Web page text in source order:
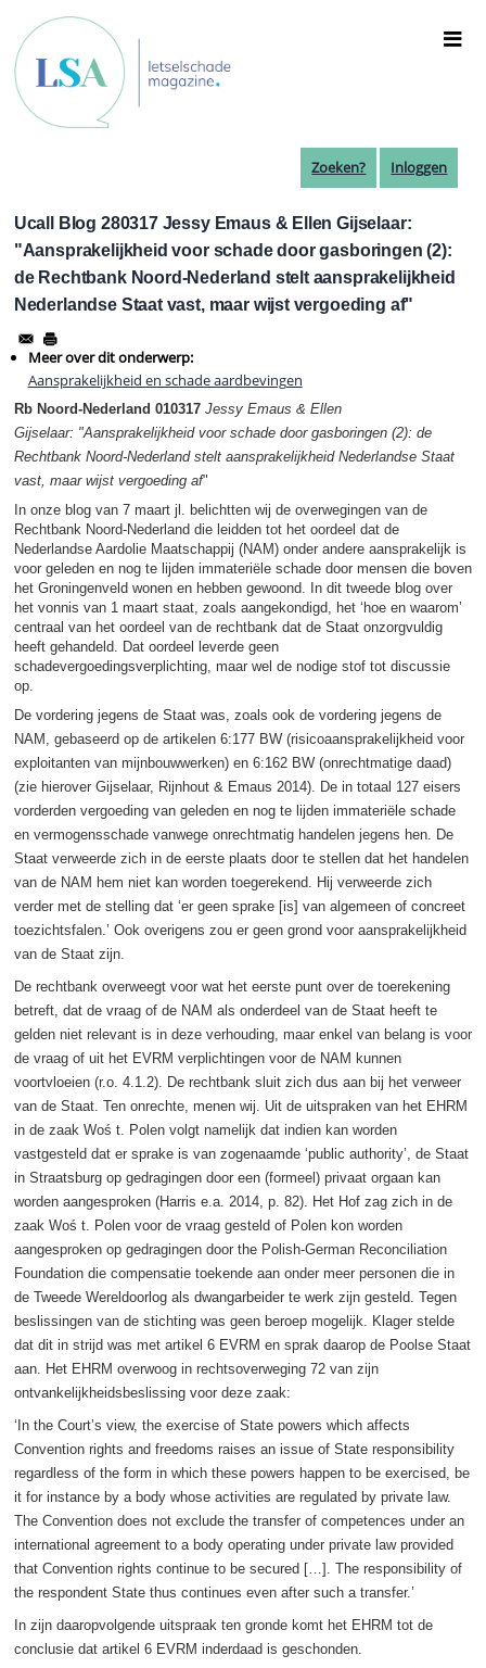
naar
de
inhoud
gaan
Zoeken? Inloggen
Ucall Blog 280317 Jessy Emaus & Ellen Gijselaar:
"Aansprakelijkheid voor schade door gasboringen (2):
de Rechtbank Noord-Nederland stelt aansprakelijkheid
Nederlandse Staat vast, maar wijst vergoeding af"
Meer over dit onderwerp:
Aansprakelijkheid en schade aardbevingen
Rb Noord-Nederland 010317Jessy Emaus & Ellen
Gijselaar: "Aansprakelijkheid voor schade door gasboringen (2): de
Rechtbank Noord-Nederland stelt aansprakelijkheid Nederlandse Staat
vast, maar wijst vergoeding af"
In onze blog van 7 maart jl. belichtten wij de overwegingen van de
Rechtbank Noord-Nederland die leidden tot het oordeel dat de
Nederlandse Aardolie Maatschappij (NAM) onder andere aansprakelijk is
voor geleden en nog te lijden immateriële schade door mensen die boven
het Groningenveld wonen en hebben gewoond. In dit tweede blog over
het vonnis van 1 maart staat, zoals aangekondigd, het ‘hoe en waarom’
centraal van het oordeel van de rechtbank dat de Staat onzorgvuldig
heeft gehandeld. Dat oordeel leverde geen
schadevergoedingsverplichting, maar wel de nodige stof tot discussie
op.
De vordering jegens de Staat was, zoals ook de vordering jegens de
NAM, gebaseerd op de artikelen 6:177 BW (risicoaansprakelijkheid voor
exploitanten van mijnbouwwerken) en 6:162 BW (onrechtmatige daad)
(zie hierover Gijselaar, Rijnhout & Emaus 2014). De in totaal 127 eisers
vorderden vergoeding van geleden en nog te lijden immateriële schade
en vermogensschade vanwege onrechtmatig handelen jegens hen. De
Staat verweerde zich in de eerste plaats door te stellen dat het handelen
van de NAM hem niet kan worden toegerekend. Hij verweerde zich
verder met de stelling dat ‘er geen sprake [is] van algemeen of concreet
toezichtsfalen.’ Ook overigens zou er geen grond voor aansprakelijkheid
van de Staat zijn.
De rechtbank overweegt voor wat het eerste punt over de toerekening
betreft, dat de vraag of de NAM als onderdeel van de Staat heeft te
gelden niet relevant is in deze verhouding, maar enkel van belang is voor
de vraag of uit het EVRM verplichtingen voor de NAM kunnen
voortvloeien (r.o. 4.1.2). De rechtbank sluit zich dus aan bij het verweer
van de Staat. Ten onrechte, menen wij. Uit de uitspraken van het EHRM
in de zaak Woś t. Polen volgt namelijk dat indien kan worden
vastgesteld dat er sprake is van zogenaamde ‘public authority’, de Staat
in Straatsburg op gedragingen door een (formeel) privaat orgaan kan
worden aangesproken (Harris e.a. 2014, p. 82). Het Hof zag zich in de
zaak Woś t. Polen voor de vraag gesteld of Polen kon worden
aangesproken op gedragingen door the Polish-German Reconciliation
Foundation die compensatie toekende aan onder meer personen die in
de Tweede Wereldoorlog als dwangarbeider te werk zijn gesteld. Tegen
beslissingen van de stichting was geen beroep mogelijk. Klager stelde
dat dit in strijd was met artikel 6 EVRM en sprak daarop de Poolse Staat
aan. Het EHRM overwoog in rechtsoverweging 72 van zijn
ontvankelijkheidsbeslissing voor deze zaak:
‘In the Court’s view, the exercise of State powers which affects
Convention rights and freedoms raises an issue of State responsibility
regardless of the form in which these powers happen to be exercised, be
it for instance by a body whose activities are regulated by private law.
The Convention does not exclude the transfer of competences under an
international agreement to a body operating under private law provided
that Convention rights continue to be secured […]. The responsibility of
the respondent State thus continues even after such a transfer.’
In zijn daaropvolgende uitspraak ten gronde komt het EHRM tot de
conclusie dat artikel 6 EVRM inderdaad is geschonden.